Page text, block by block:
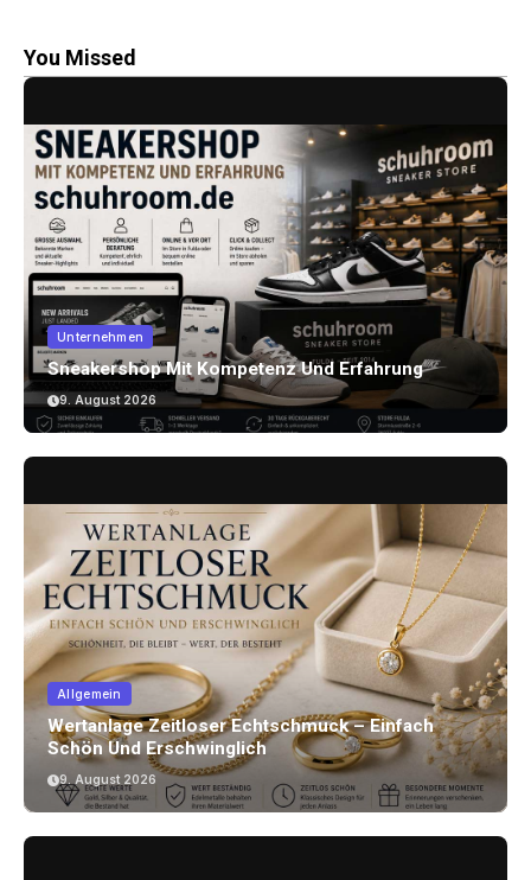
You Missed
Unternehmen
Sneakershop Mit Kompetenz Und Erfahrung
9. August 2026
Allgemein
Wertanlage Zeitloser Echtschmuck – Einfach
Schön Und Erschwinglich
9. August 2026